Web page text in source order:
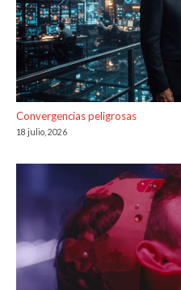
Convergencias peligrosas
18 julio, 2026